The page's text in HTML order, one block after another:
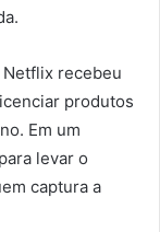
recebeu
produtos
Em um
levar o
captura a